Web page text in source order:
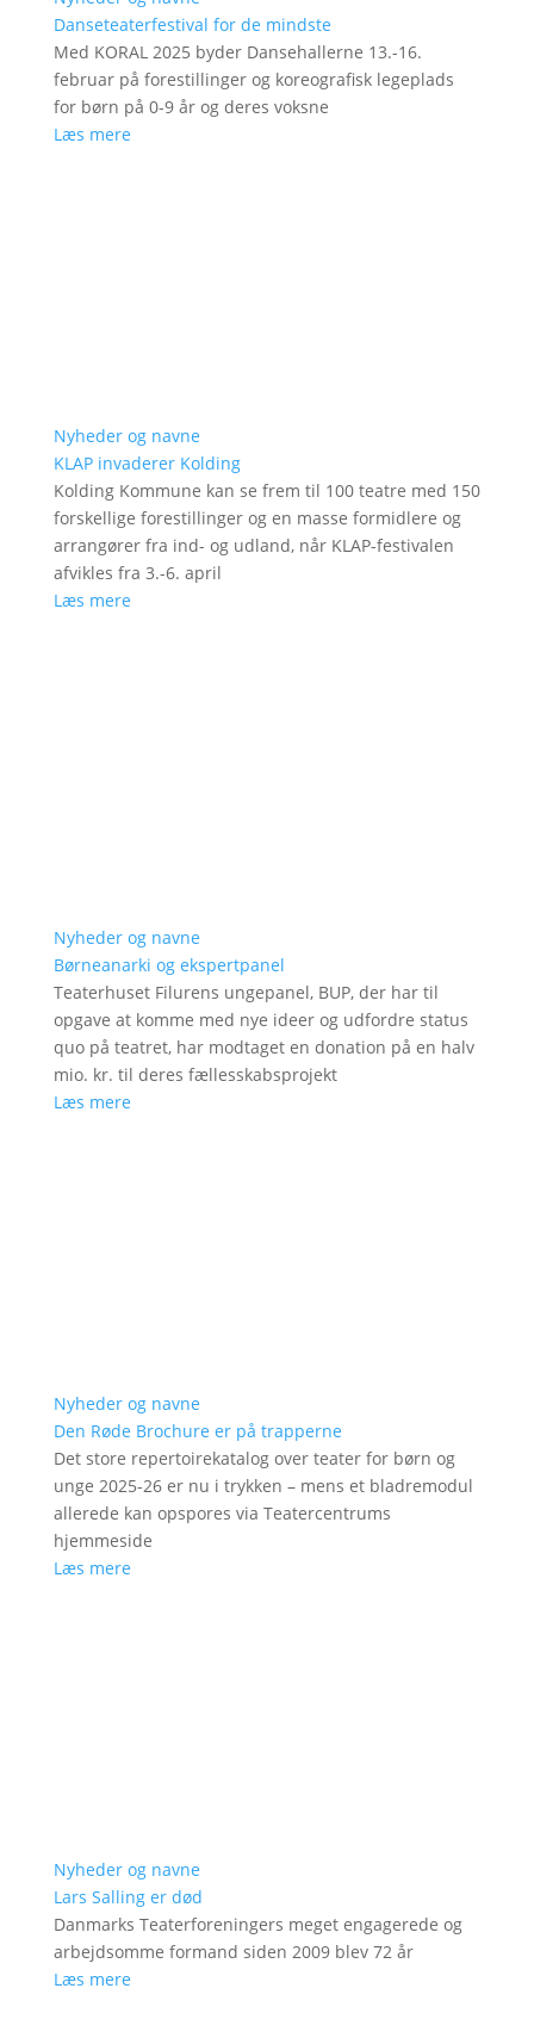
Danseteaterfestival for de mindste
Med KORAL 2025 byder Dansehallerne 13.-16.
februar på forestillinger og koreografisk legeplads
for børn på 0-9 år og deres voksne
Læs mere
Nyheder og navne
KLAP invaderer Kolding
Kolding Kommune kan se frem til 100 teatre med 150
forskellige forestillinger og en masse formidlere og
arrangører fra ind- og udland, når KLAP-festivalen
afvikles fra 3.-6. april
Læs mere
Nyheder og navne
Børneanarki og ekspertpanel
Teaterhuset Filurens ungepanel, BUP, der har til
opgave at komme med nye ideer og udfordre status
quo på teatret, har modtaget en donation på en halv
mio. kr. til deres fællesskabsprojekt
Læs mere
Nyheder og navne
Den Røde Brochure er på trapperne
Det store repertoirekatalog over teater for børn og
unge 2025-26 er nu i trykken – mens et bladremodul
allerede kan opspores via Teatercentrums
hjemmeside
Læs mere
Nyheder og navne
Lars Salling er død
Danmarks Teaterforeningers meget engagerede og
arbejdsomme formand siden 2009 blev 72 år
Læs mere